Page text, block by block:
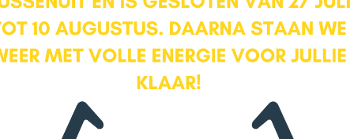
dakramen. Achter de knieschotten is er nog veel handige
bergruimte.
Dit huis heeft de diepste tuin van de Marconistraat! De diepe
achtertuin (maar liefst 22 m) ligt op het oosten en biedt veel zon.